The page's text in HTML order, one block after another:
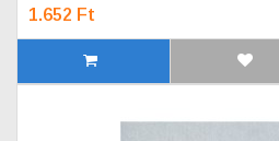
1.652 Ft